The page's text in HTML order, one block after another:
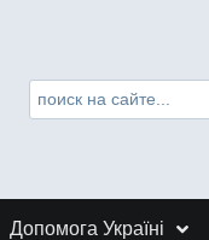
Допомога Україні